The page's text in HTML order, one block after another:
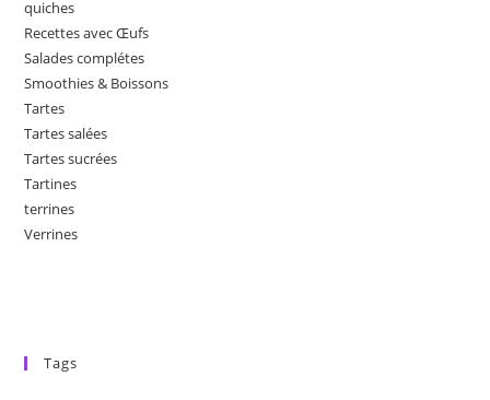
quiches
Recettes avec Œufs
Salades complétes
Smoothies & Boissons
Tartes
Tartes salées
Tartes sucrées
Tartines
terrines
Verrines
Tags